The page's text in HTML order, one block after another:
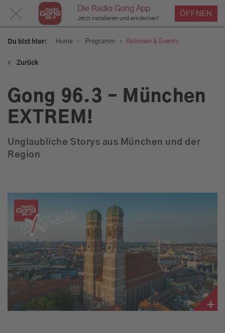
Die Radio Gong App
Jetzt installieren und entdecken!
ÖFFNEN
SCHLIESSEN
Programm
Aktionen & Events
Sendungen
Empfang
Webradio
Moderatoren
Team
Du bist hier: Home › Programm › Aktionen & Events
‹ Zurück
Gong 96.3 – München
EXTREM!
Unglaubliche Storys aus München und der
Region